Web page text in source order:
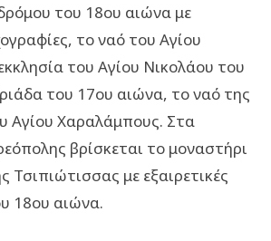
του 18ου αιώνα με
το ναό του Αγίου
του Αγίου Νικολάου του
του 17ου αιώνα, το ναό της
Αγίου Χαραλάμπους. Στα
βρίσκεται το μοναστήρι
Τσιπιώτισσας με εξαιρετικές
18ου αιώνα.